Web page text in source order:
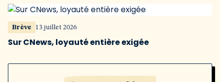
Brève 13 juillet 2026
Sur CNews, loyauté entière exigée